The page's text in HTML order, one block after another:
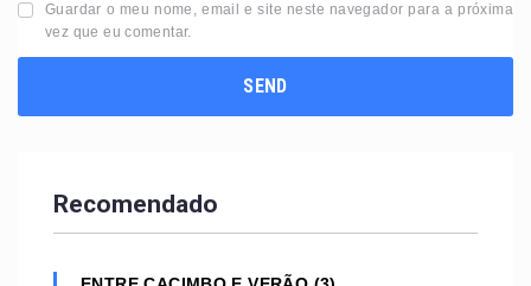
Guardar o meu nome, email e site neste navegador para a próxima
vez que eu comentar.
Recomendado